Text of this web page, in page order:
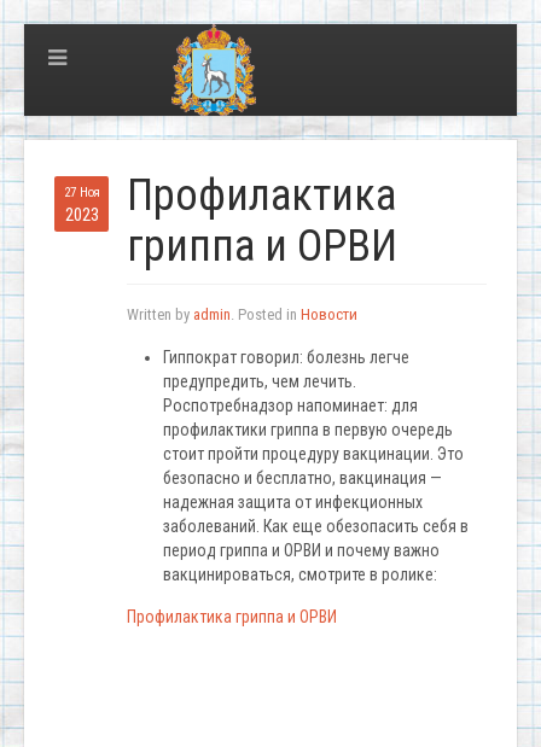
27 Ноя
2023
Профилактика
гриппа и ОРВИ
Written by admin. Posted in Новости
Гиппократ говорил: болезнь легче
предупредить, чем лечить.
Роспотребнадзор напоминает: для
профилактики гриппа в первую очередь
стоит пройти процедуру вакцинации. Это
безопасно и бесплатно, вакцинация —
надежная защита от инфекционных
заболеваний. Как еще обезопасить себя в
период гриппа и ОРВИ и почему важно
вакцинироваться, смотрите в ролике:
Профилактика гриппа и ОРВИ